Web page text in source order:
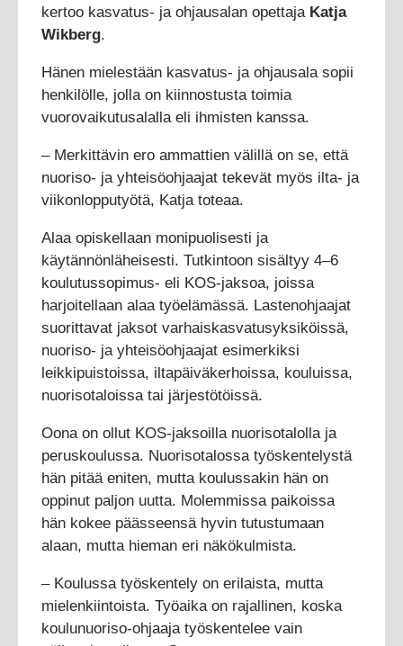
kertoo kasvatus- ja ohjausalan opettaja Katja
Wikberg.
Hänen mielestään kasvatus- ja ohjausala sopii
henkilölle, jolla on kiinnostusta toimia
vuorovaikutusalalla eli ihmisten kanssa.
– Merkittävin ero ammattien välillä on se, että
nuoriso- ja yhteisöohjaajat tekevät myös ilta- ja
viikonlopputyötä, Katja toteaa.
Alaa opiskellaan monipuolisesti ja
käytännönläheisesti. Tutkintoon sisältyy 4–6
koulutussopimus- eli KOS-jaksoa, joissa
harjoitellaan alaa työelämässä. Lastenohjaajat
suorittavat jaksot varhaiskasvatusyksiköissä,
nuoriso- ja yhteisöohjaajat esimerkiksi
leikkipuistoissa, iltapäiväkerhoissa, kouluissa,
nuorisotaloissa tai järjestötöissä.
Oona on ollut KOS-jaksoilla nuorisotalolla ja
peruskoulussa. Nuorisotalossa työskentelystä
hän pitää eniten, mutta koulussakin hän on
oppinut paljon uutta. Molemmissa paikoissa
hän kokee päässeensä hyvin tutustumaan
alaan, mutta hieman eri näkökulmista.
– Koulussa työskentely on erilaista, mutta
mielenkiintoista. Työaika on rajallinen, koska
koulunuoriso-ohjaaja työskentelee vain